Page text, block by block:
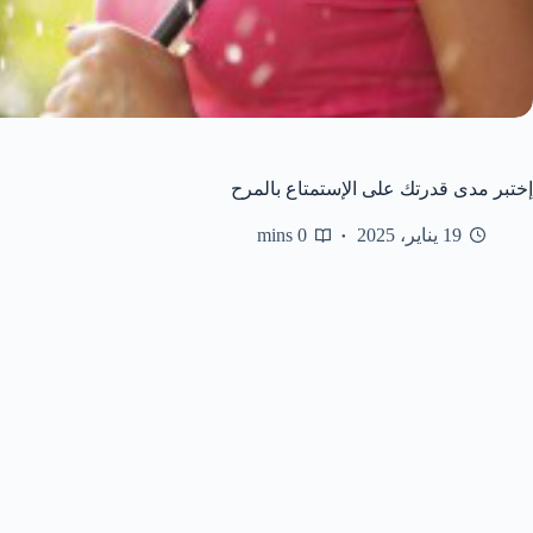
إختبر مدى قدرتك على الإستمتاع بالمرح
19 يناير، 2025 0 mins